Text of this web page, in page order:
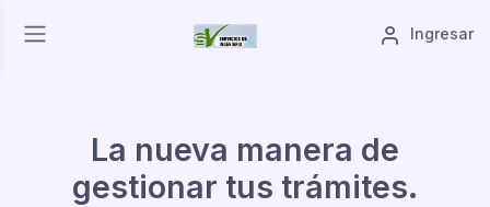
Ingresar
La nueva manera de
gestionar tus trámites.